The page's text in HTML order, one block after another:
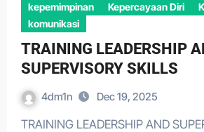
kepemimpinan
Kepercayaan Diri
komunikasi
TRAINING LEADERSHIP
SUPERVISORY SKILLS
4dm1n Dec 19, 2025
TRAINING LEADERSHIP AND SUPERVISORY SKILLS